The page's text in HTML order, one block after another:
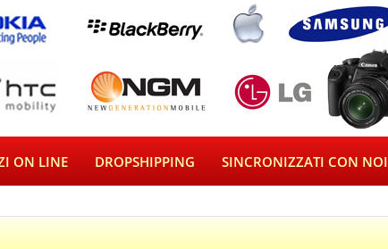
ON LINE DROPSHIPPING SINCRONIZZATI CON NOI